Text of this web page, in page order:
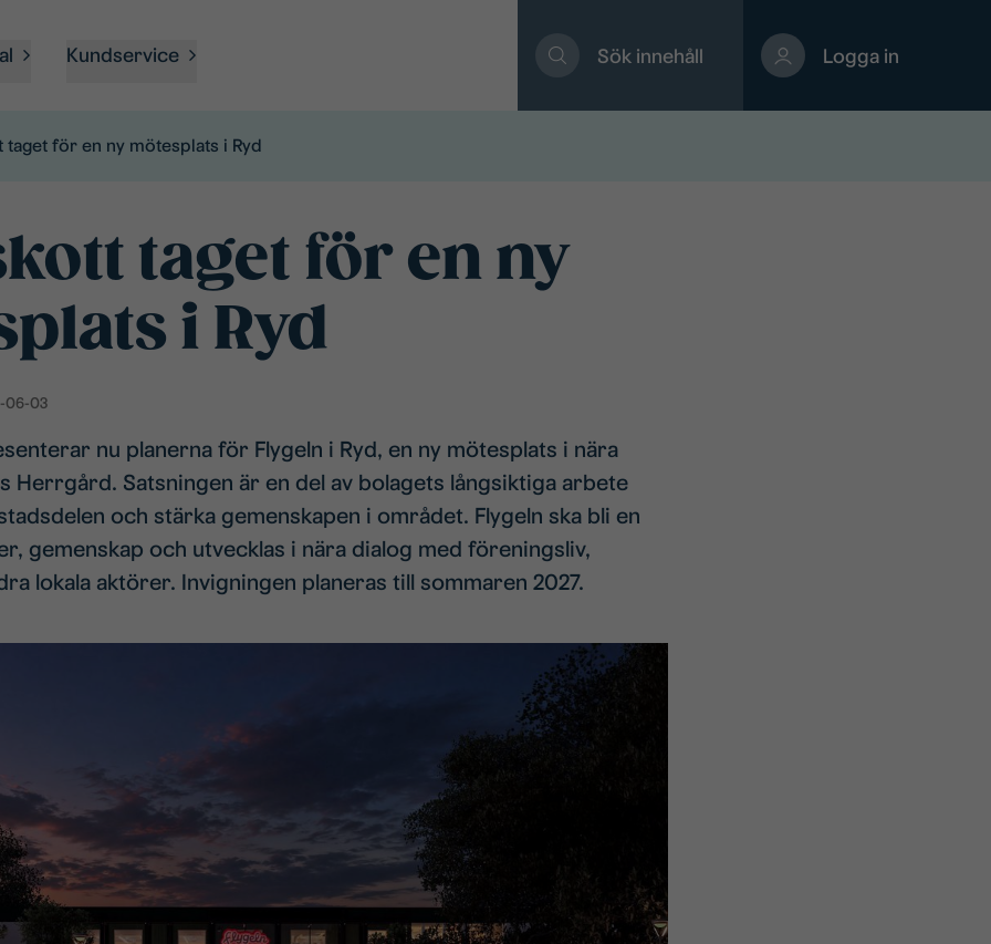
Kundservice Sök innehåll Logga in
taget för en ny mötesplats i Ryd
taget för en ny
i Ryd
06-03
nu planerna för Flygeln i Ryd, en ny mötesplats i nära
Herrgård. Satsningen är en del av bolagets långsiktiga arbete
och stärka gemenskapen i området. Flygeln ska bli en
gemenskap och utvecklas i nära dialog med föreningsliv,
lokala aktörer. Invigningen planeras till sommaren 2027.